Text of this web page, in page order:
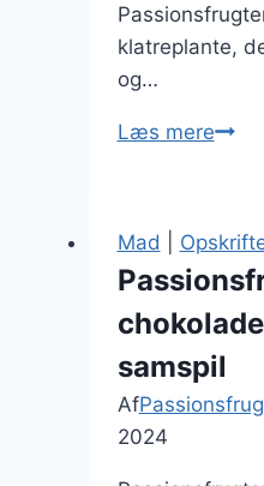
klatreplante,
og…
Læs mere
aften
Mad
samspil
Af
2024